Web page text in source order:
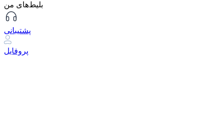
بلیط‌های من
پشتیبانی
پروفایل